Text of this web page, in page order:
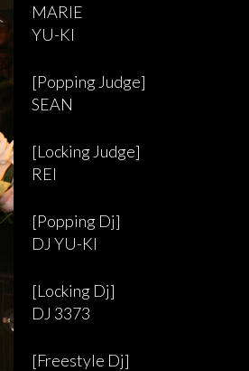
MARIE
YU-KI
[Popping Judge]
SEAN
[Locking Judge]
REI
[Popping Dj]
DJ YU-KI
[Locking Dj]
DJ 3373
[Freestyle Dj]